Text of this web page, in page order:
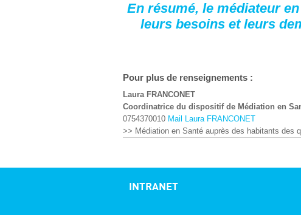
En résumé, le médiateur
leurs besoins et leurs
Pour plus de renseignements :
Laura FRANCONET
Coordinatrice du dispositif de Médiation en
0754370010 Mail Laura FRANCONET
>> Médiation en Santé auprès des habitants des
INTRANET